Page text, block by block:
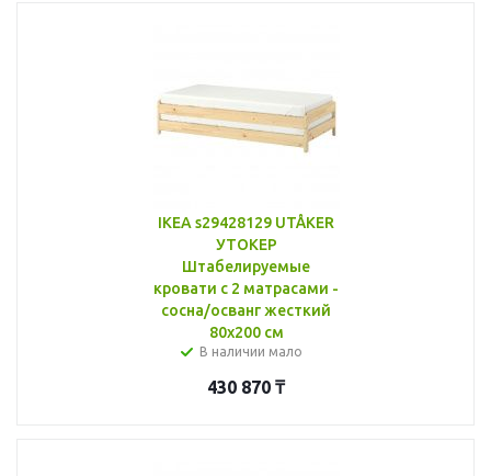
IKEA s29428129 UTÅKER
УТОКЕР
Штабелируемые
кровати с 2 матрасами -
сосна/осванг жесткий
80x200 см
В наличии мало
430 870 ₸